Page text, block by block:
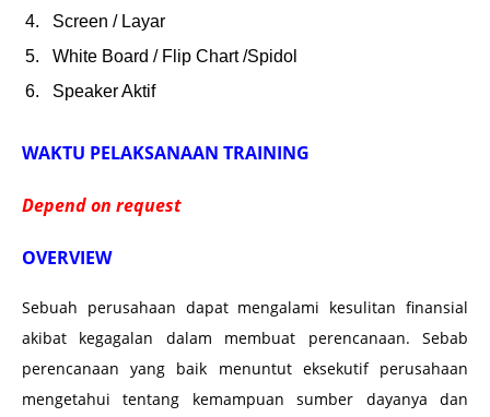
Screen / Layar
White Board / Flip Chart /Spidol
Speaker Aktif
WAKTU PELAKSANAAN TRAINING
Depend on request
OVERVIEW
Sebuah perusahaan dapat mengalami kesulitan finansial
akibat kegagalan dalam membuat perencanaan. Sebab
perencanaan yang baik menuntut eksekutif perusahaan
mengetahui tentang kemampuan sumber dayanya dan